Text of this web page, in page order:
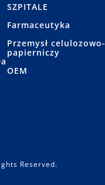
SZPITALE
Farmaceutyka
Przemysł celulozowo-
papierniczy
OEM
Reserved.